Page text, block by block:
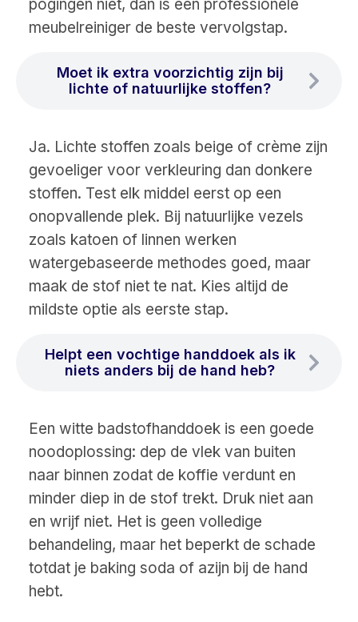
pogingen niet, dan is een professionele
meubelreiniger de beste vervolgstap.
Moet ik extra voorzichtig zijn bij
lichte of natuurlijke stoffen?
Ja. Lichte stoffen zoals beige of crème zijn
gevoeliger voor verkleuring dan donkere
stoffen. Test elk middel eerst op een
onopvallende plek. Bij natuurlijke vezels
zoals katoen of linnen werken
watergebaseerde methodes goed, maar
maak de stof niet te nat. Kies altijd de
mildste optie als eerste stap.
Helpt een vochtige handdoek als ik
niets anders bij de hand heb?
Een witte badstofhanddoek is een goede
noodoplossing: dep de vlek van buiten
naar binnen zodat de koffie verdunt en
minder diep in de stof trekt. Druk niet aan
en wrijf niet. Het is geen volledige
behandeling, maar het beperkt de schade
totdat je baking soda of azijn bij de hand
hebt.